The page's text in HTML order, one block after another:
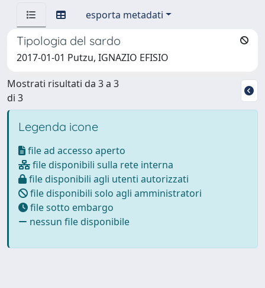
esporta metadati
Tipologia del sardo
2017-01-01 Putzu, IGNAZIO EFISIO
Mostrati risultati da 3 a 3
di 3
Legenda icone
file ad accesso aperto
file disponibili sulla rete interna
file disponibili agli utenti autorizzati
file disponibili solo agli amministratori
file sotto embargo
nessun file disponibile